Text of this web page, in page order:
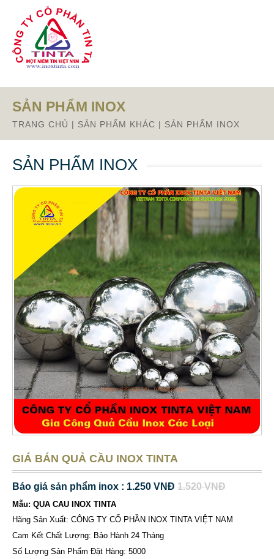
Từ mục này trở xuống là mã nguồn Zalo
SẢN PHẨM INOX
TRANG CHỦ | SẢN PHẨM KHÁC | SẢN PHẨM INOX
SẢN PHẨM INOX
GIÁ BÁN QUẢ CẦU INOX TINTA
Báo giá sản phẩm inox : 1.250 VNĐ 1.520 VNĐ
Mẫu: QUA CAU INOX TINTA
Hãng Sản Xuất: CÔNG TY CỔ PHẦN INOX TINTA VIỆT NAM
Cam Kết Chất Lượng: Bảo Hành 24 Tháng
Số Lượng Sản Phẩm Đặt Hàng: 5000